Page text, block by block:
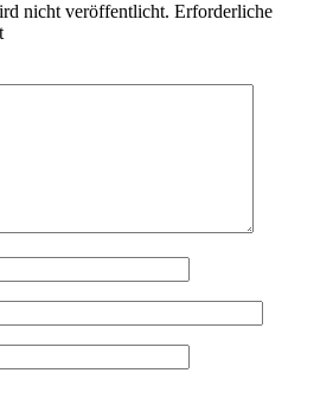
nicht veröffentlicht. Erforderliche